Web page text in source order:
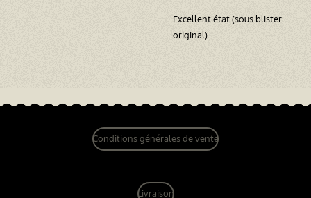
Excellent état (sous blister
original)
Conditions générales de vente
Livraison